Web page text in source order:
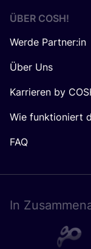
ÜBER COSH!
Werde Partner:in
Über Uns
Karrieren by
Wie funktioniert
FAQ
In